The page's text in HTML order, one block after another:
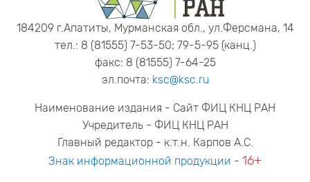
184209 г.Апатиты, Мурманская обл., ул.Ферсмана, 14
тел.: 8 (81555) 7-53-50; 79-5-95 (канц.)
факс: 8 (81555) 7-64-25
эл.почта: ksc@ksc.ru
Наименование издания - Сайт ФИЦ КНЦ РАН
Учредитель - ФИЦ КНЦ РАН
Главный редактор - к.т.н. Карпов А.С.
Знак информационной продукции - 16+